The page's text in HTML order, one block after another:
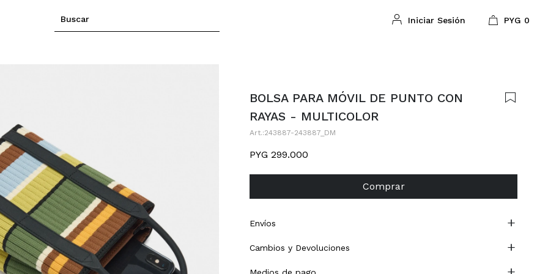
PYG 0
BOLSA PARA MÓVIL DE PUNTO CON
RAYAS - MULTICOLOR
243887-243887_DM
PYG 299.000
Comprar
Envíos
Cambios y Devoluciones